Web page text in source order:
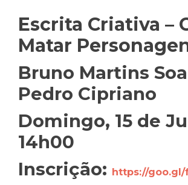
Escrita Criativa –
Matar
Bruno Martins
Pedro Cipriano
Domingo, 15 de
14h00
Inscrição:
https://goo.gl/